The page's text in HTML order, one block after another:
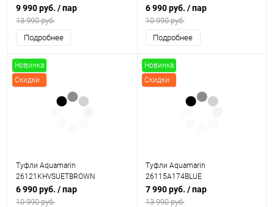
9 990 руб. / пар
13 990 руб.
Подробнее
6 990 руб. / пар
10 990 руб.
Подробнее
Новинка
Скидки
Туфли Aquamarin
26121KHVSUETBROWN
6 990 руб. / пар
10 990 руб.
Новинка
Скидки
Туфли Aquamarin
26115A174BLUE
7 990 руб. / пар
13 990 руб.